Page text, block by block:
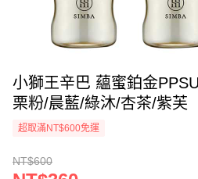
小獅王辛巴 蘊蜜鉑金
栗粉/晨藍/綠沐/杏茶/紫芙
超取滿NT$600免運
NT$600